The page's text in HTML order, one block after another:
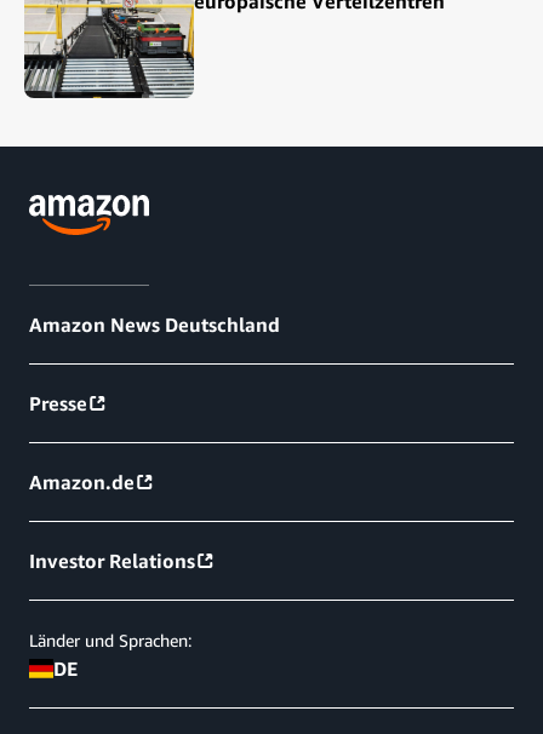
Amazon News Deutschland
Presse
Amazon.de
Investor Relations
Länder und Sprachen:
DE